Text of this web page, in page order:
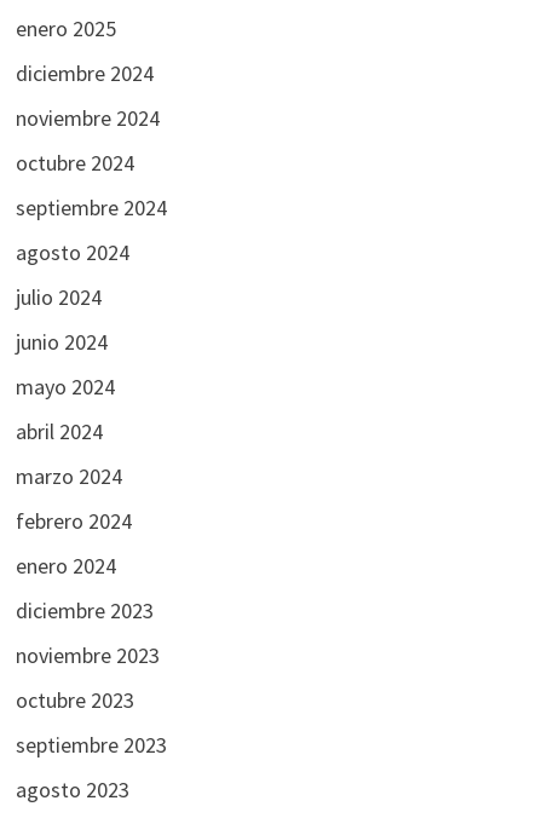
enero 2025
diciembre 2024
noviembre 2024
octubre 2024
septiembre 2024
agosto 2024
julio 2024
junio 2024
mayo 2024
abril 2024
marzo 2024
febrero 2024
enero 2024
diciembre 2023
noviembre 2023
octubre 2023
septiembre 2023
agosto 2023